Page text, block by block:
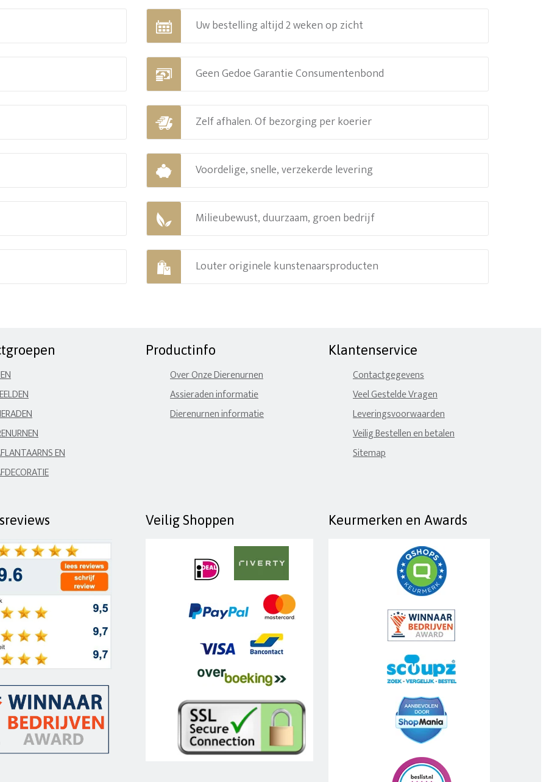
Uw bestelling altijd 2 weken op zicht
Geen Gedoe Garantie Consumentenbond
Zelf afhalen. Of bezorging per koerier
Voordelige, snelle, verzekerde levering
Milieubewust, duurzaam, groen bedrijf
Louter originele kunstenaarsproducten
EN
Productinfo
Over Onze Dierenurnen
Assieraden informatie
Dierenurnen informatie
Klantenservice
Contactgegevens
Veel Gestelde Vragen
Leveringsvoorwaarden
Veilig Bestellen en betalen
Sitemap
Veilig Shoppen Keurmerken en Awards